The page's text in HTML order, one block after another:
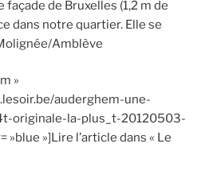
de Bruxelles (1,2 m de
dans notre quartier. Elle se
Amblève
»
auderghem-une-
originale-la-plus_t-20120503-
»blue »]Lire l’article dans « Le